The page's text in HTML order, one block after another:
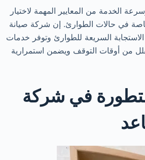
الخدمة من المعايير المهمة لاختيار
في حالات الطوارئ. إن شركة صيانة
السريعة للطوارئ وتوفر خدمات
من أوقات التوقف ويضمن استمرارية
في شركة